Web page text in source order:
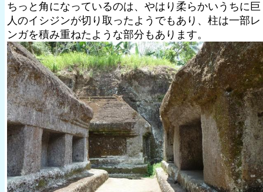
ちっと角になっているのは、やはり柔らかいうちに巨
人のイシジンが切り取ったようでもあり、柱は一部レ
ンガを積み重ねたような部分もあります。